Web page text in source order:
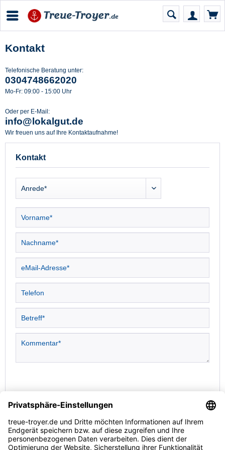
Kontakt
Telefonische Beratung unter:
0304748662020
Mo-Fr: 09:00 - 15:00 Uhr
Oder per E-Mail:
info@lokalgut.de
Wir freuen uns auf Ihre Kontaktaufnahme!
Kontakt
Senden